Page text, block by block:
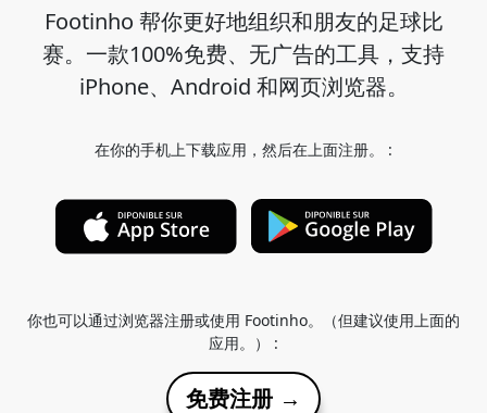
Footinho 帮你更好地组织和朋友的足球比
赛。一款100%免费、无广告的工具，支持
iPhone、Android 和网页浏览器。
在你的手机上下载应用，然后在上面注册。 :
你也可以通过浏览器注册或使用 Footinho。（但建议使用上面的
应用。） :
免费注册 →